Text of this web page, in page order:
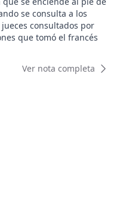
se consulta a los
consultados por
que tomó el francés
Serbia-Ghana, Países
(semiautomático) no hay
Ateya a Lisandro
interpretación. La APP,
se refiere a la secuencia
atacante obtiene el balón.
durante esa fase de
Ver nota completa